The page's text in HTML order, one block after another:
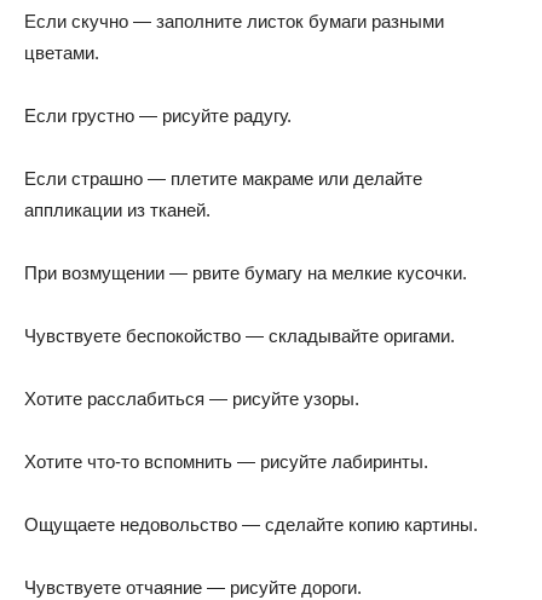
Если скучно — заполните листок бумаги разными
цветами.
Если грустно — рисуйте радугу.
Если страшно — плетите макраме или делайте
аппликации из тканей.
При возмущении — рвите бумагу на мелкие кусочки.
Чувствуете беспокойство — складывайте оригами.
Хотите расслабиться — рисуйте узоры.
Хотите что-то вспомнить — рисуйте лабиринты.
Ощущаете недовольство — сделайте копию картины.
Чувствуете отчаяние — рисуйте дороги.